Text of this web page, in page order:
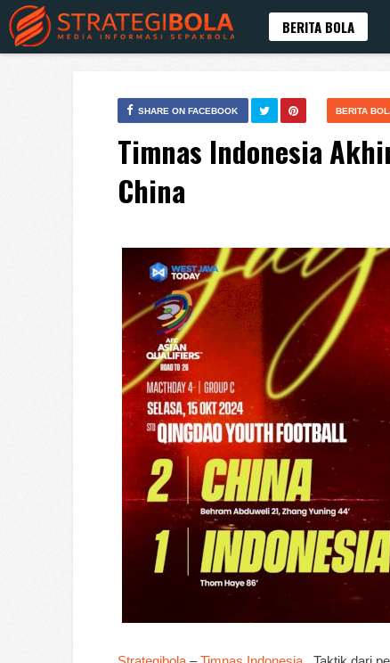
BERITA BOLA
BERITA
SHARE ON FACEBOOK
Timnas Indonesia
China